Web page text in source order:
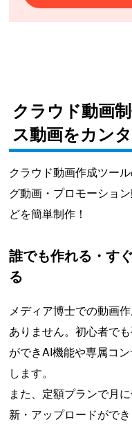
クラウド動画
ス動画をカン
クラウド動画作成ツー
グ動画・プロモーショ
どを簡単制作！
誰でも作れる・す
る
メディア博士での動画
ありません。初心者で
ができAI機能や専属コ
します。
また、定額プランで月
新・アップロードができ